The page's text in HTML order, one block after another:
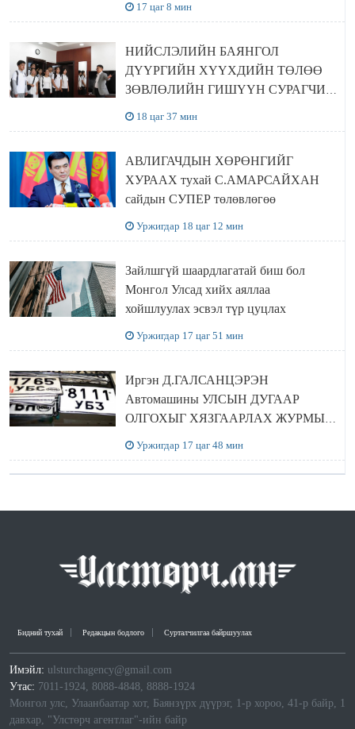
17 цаг 8 мин
НИЙСЛЭЛИЙН БАЯНГОЛ
ДҮҮРГИЙН ХҮҮХДИЙН ТӨЛӨӨ
ЗӨВЛӨЛИЙН ГИШҮҮН СУРАГЧИД
18 цаг 37 мин
АВЛИГАЧДЫН ХӨРӨНГИЙГ
ХУРААХ тухай С.АМАРСАЙХАН
сайдын СУПЕР төлөвлөгөө
Уржигдар 18 цаг 12 мин
Зайлшгүй шаардлагатай биш бол
Монгол Улсад хийх аяллаа
хойшлуулах эсвэл түр цуцлах
Уржигдар 17 цаг 51 мин
Иргэн Д.ГАЛСАНЦЭРЭН
Автомашины УЛСЫН ДУГААР
ОЛГОХЫГ ХЯЗГААРЛАХ ЖУРМЫГ
Уржигдар 17 цаг 48 мин
Бидний тухай Редакцын бодлого Сурталчилгаа байршуулах
Имэйл: ulsturchagency@gmail.com
Утас: 7011-1924, 8088-4848, 8888-1924
Монгол улс, Улаанбаатар хот, Баянзүрх дүүрэг, 1-р хороо, 41-р байр, 1
давхар, "Улстөрч агентлаг"-ийн байр